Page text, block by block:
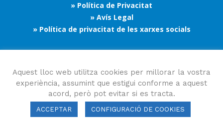
» Política de Privacitat
» Avís Legal
» Política de privacitat de les xarxes socials
Segueix-nos
Aquest lloc web utilitza cookies per millorar la vostra
experiència, assumint que estigui conforme a aquest
acord, però pot evitar si es tracta.
ACCEPTAR CONFIGURACIÓ DE COOKIES